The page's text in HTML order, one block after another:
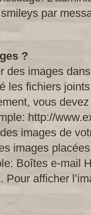
par
?
des images
les fichiers
vous
http://
images de
images
Boîtes e-mail
Pour afficher